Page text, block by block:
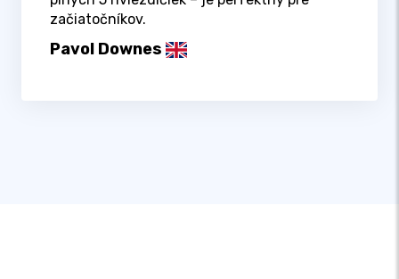
začiatočníkov.
Pavol Downes